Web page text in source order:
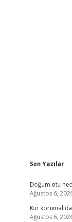
Son Yazılar
Doğum otu
Ağustos 6,
Kur
Ağustos 6,
betci